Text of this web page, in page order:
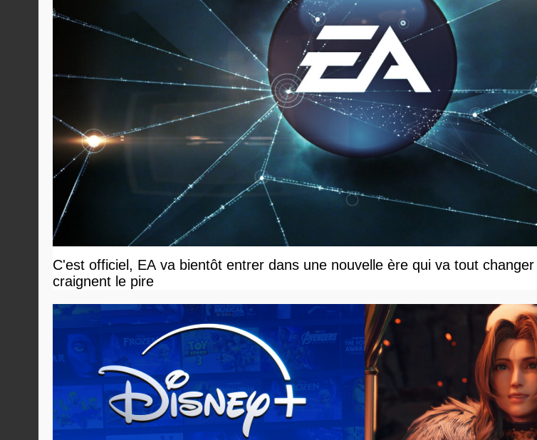
C'est officiel, EA va bientôt entrer dans une nouvelle ère qui va tout
craignent le pire